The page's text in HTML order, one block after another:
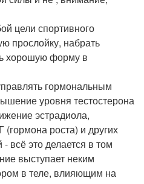
цели спортивного
прослойку, набрать
хорошую форму в
гормональным
уровня тестостерона
эстрадиола,
(гормона роста) и других
всё это делается в том
выступает неким
в теле, влияющим на